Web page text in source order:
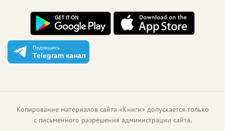
Подпишись
Telegram канал
Копирование материалов сайта «Книги» допускается только
с письменного разрешения администрации сайта.